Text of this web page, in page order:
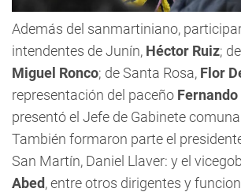
Además del sanmartiniano,
intendentes de Junín, Héctor Ruiz;
Miguel Ronco; de Santa Rosa, Flor
representación del paceño
presentó el Jefe de Gabinete
También formaron parte el
San Martín, Daniel Llaver: y el
Abed, entre otros dirigentes y